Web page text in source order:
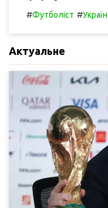
#Футболіст #
Актуальне